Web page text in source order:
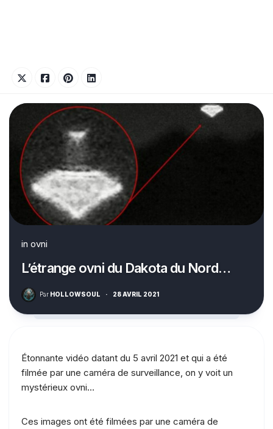
in ovni
L’étrange ovni du Dakota du Nord…
Par HOLLOWSOUL · 28 AVRIL 2021
Étonnante vidéo datant du 5 avril 2021 et qui a été
filmée par une caméra de surveillance, on y voit un
mystérieux ovni…
Ces images ont été filmées par une caméra de